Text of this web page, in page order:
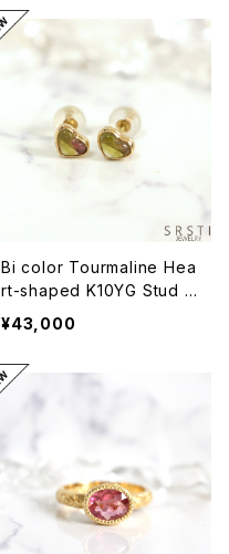
Bi color Tourmaline Hea
rt-shaped K10YG Stud P
ierced Earring
¥43,000